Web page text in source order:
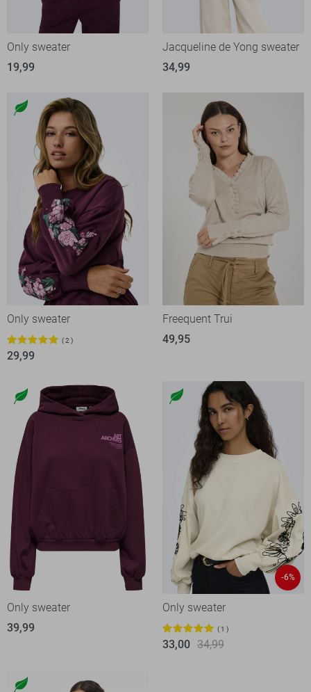
Only sweater
19,99
Jacqueline de Yong sweater
34,99
Only sweater
2
29,99
Freequent Trui
49,95
Only sweater
39,99
-6%
Only sweater
1
33,00 34,99